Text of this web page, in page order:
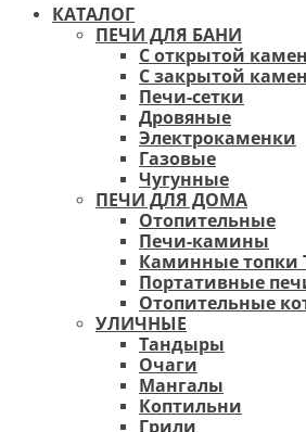
КАТАЛОГ
ПЕЧИ ДЛЯ БАНИ
С открытой
С закрытой
Печи-сетки
Дровяные
Электрокаменки
Газовые
Чугунные
ПЕЧИ ДЛЯ ДОМА
Отопительные
Печи-камины
Каминные топки
Портативные
Отопительные
УЛИЧНЫЕ
Тандыры
Очаги
Мангалы
Коптильни
Грили